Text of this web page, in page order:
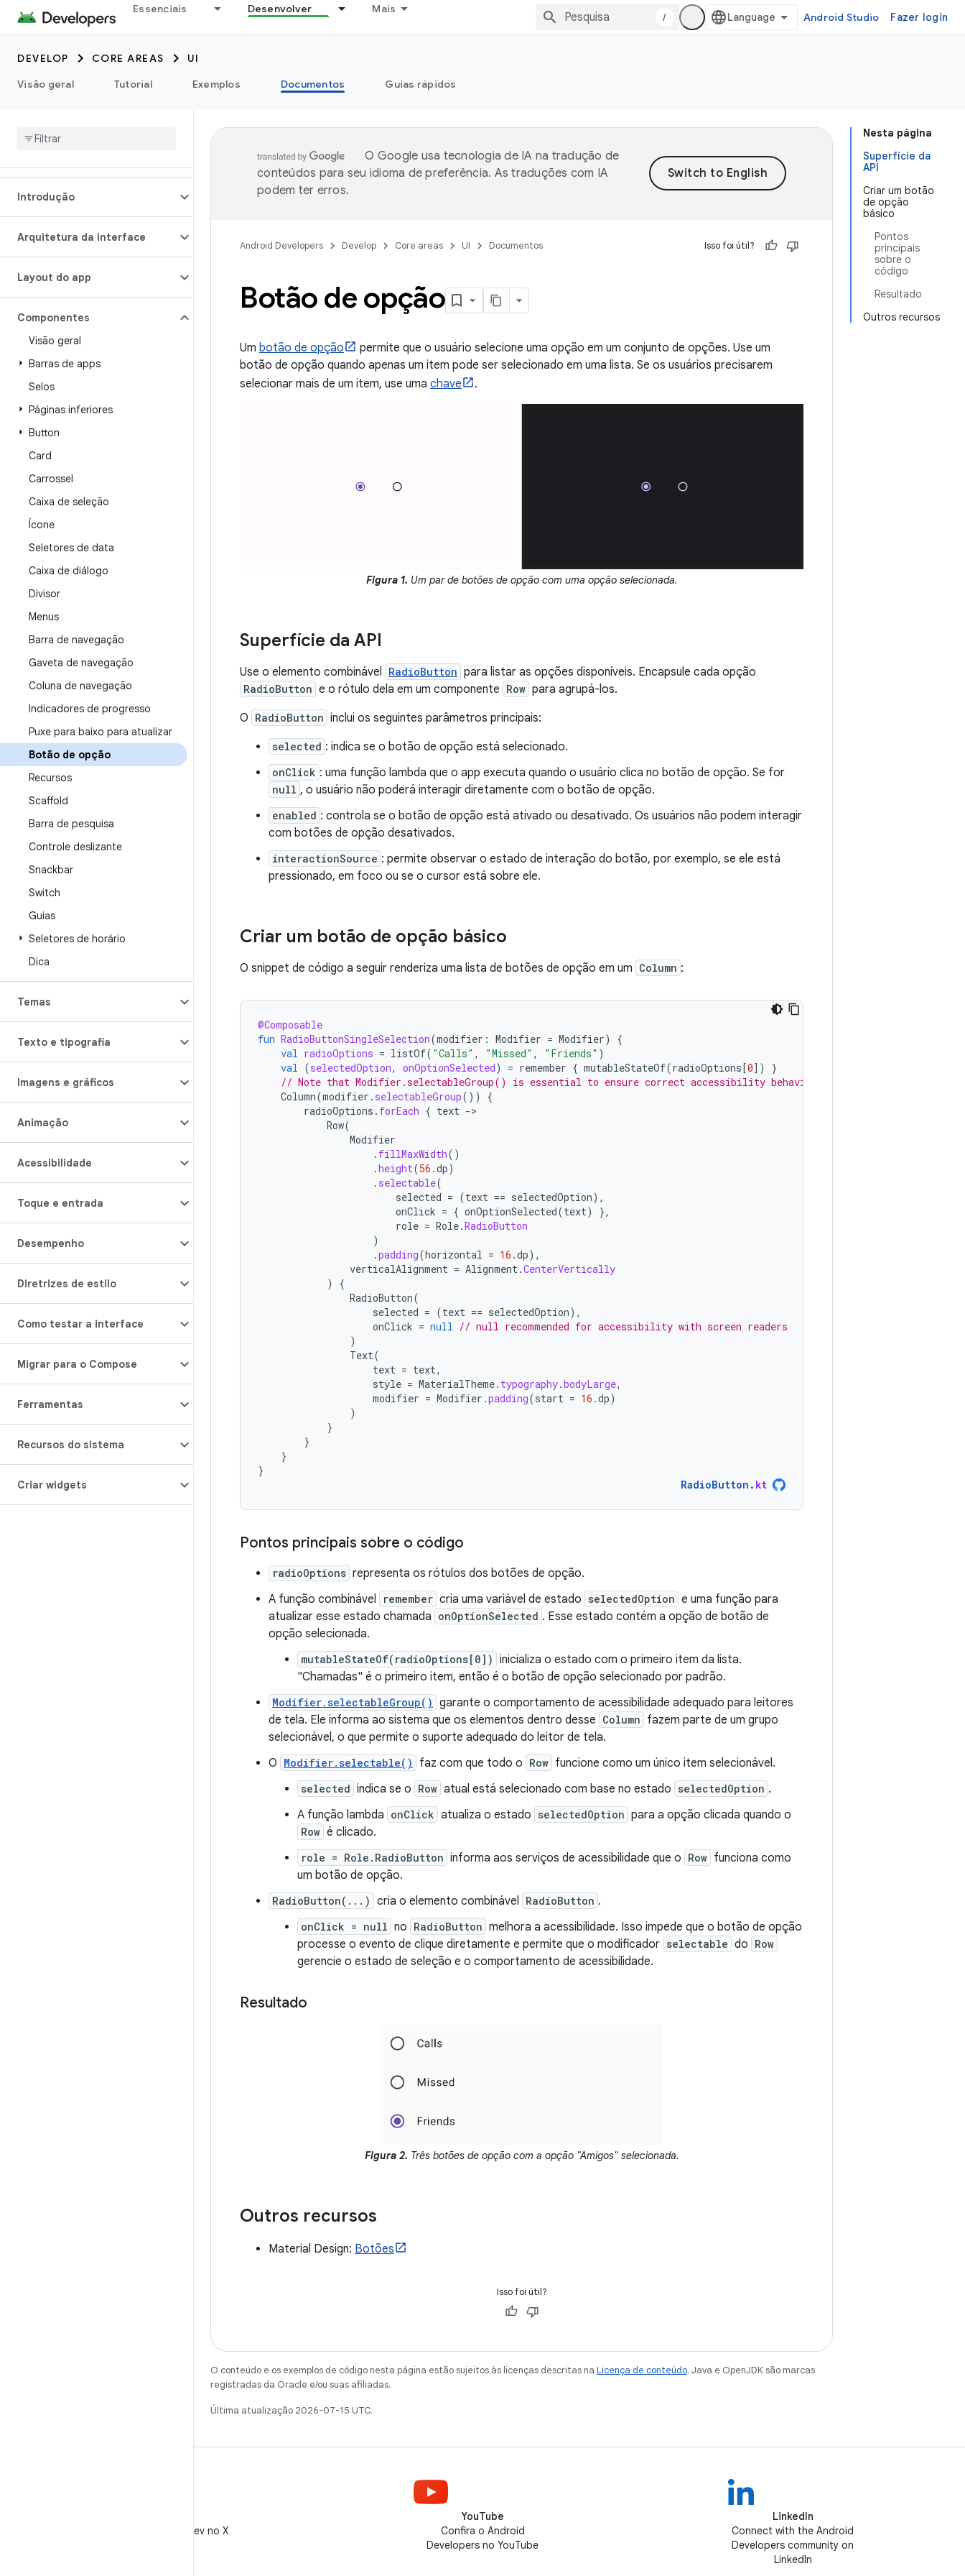
Essenciais Desenvolver Mais
/ Android Studio Fazer login
DEVELOP CORE AREAS
UI
Visão geral
Tutorial Exemplos Documentos Guias rápidos
Introdução
Arquitetura da interface
Layout do app
Componentes
Visão geral
Barras de apps
Selos
Páginas inferiores
Button
Card
Carrossel
Caixa de seleção
Ícone
Seletores de data
Caixa de diálogo
Divisor
Menus
Barra de navegação
Gaveta de navegação
Coluna de navegação
Indicadores de progresso
Puxe para baixo para atualizar
Botão de opção
Recursos
Scaffold
Barra de pesquisa
Controle deslizante
Snackbar
Switch
Guias
Seletores de horário
Dica
Temas
Texto e tipografia
Imagens e gráficos
Animação
Acessibilidade
Toque e entrada
Desempenho
Diretrizes de estilo
Como testar a interface
Migrar para o Compose
Ferramentas
Recursos do sistema
Criar widgets
Nesta página
Superfície da
API
Criar um botão
de opção
básico
Pontos
principais
sobre o
código
Resultado
Outros recursos
O Google usa tecnologia de IA na tradução de
conteúdos para seu idioma de preferência. As traduções com IA
podem ter erros.
Android Developers Develop Core areas UI Documentos Isso foi útil?
Botão de opção
Um botão de opção
permite que o usuário selecione uma opção em um conjunto de opções. Use um
botão de opção quando apenas um item pode ser selecionado em uma lista. Se os usuários precisarem
selecionar mais de um item, use uma chave .
Figura 1. Um par de botões de opção com uma opção selecionada.
Superfície da API
Use o elemento combinável RadioButton para listar as opções disponíveis. Encapsule cada opção
RadioButton e o rótulo dela em um componente Row para agrupá-los.
O RadioButton inclui os seguintes parâmetros principais:
selected : indica se o botão de opção está selecionado.
onClick : uma função lambda que o app executa quando o usuário clica no botão de opção. Se for
null , o usuário não poderá interagir diretamente com o botão de opção.
enabled : controla se o botão de opção está ativado ou desativado. Os usuários não podem interagir
com botões de opção desativados.
interactionSource : permite observar o estado de interação do botão, por exemplo, se ele está
pressionado, em foco ou se o cursor está sobre ele.
Criar um botão de opção básico
O snippet de código a seguir renderiza uma lista de botões de opção em um Column :
@Composable
fun RadioButtonSingleSelection(modifier : Modifier = Modifier)
{
val radioOptions = listOf( "Calls" , "Missed" , "Friends" )
val (selectedOption, onOptionSelected) = remember { mutableStateOf(radioOptions[0] )
}
// Note that Modifier.selectableGroup() is essential to ensure correct accessibility behavior
Column(modifier . selectableGroup())
{
radioOptions . forEach { text -
Row(
Modifier
. fillMaxWidth()
.height(56.dp)
. selectable(
selected = (text == selectedOption),
onClick = { onOptionSelected(text)
},
role = Role.RadioButton
)
.padding(horizontal = 16.dp),
verticalAlignment = Alignment.CenterVertically
)
{
RadioButton(
selected = (text == selectedOption),
onClick = null // null recommended for accessibility with screen readers
)
Text(
text = text,
style = MaterialTheme. typography.bodyLarge,
modifier = Modifier .padding(start = 16.dp)
)
}
}
}
}
RadioButton . kt
Pontos principais sobre o código
radioOptions representa os rótulos dos botões de opção.
A função combinável
remember cria uma variável de estado selectedOption e uma função para
atualizar esse estado chamada onOptionSelected . Esse estado contém a opção de botão de
opção selecionada.
mutableStateOf(radioOptions[0]) inicializa o estado com o primeiro item da lista.
"Chamadas" é o primeiro item, então é o botão de opção selecionado por padrão.
Modifier.selectableGroup() garante o comportamento de acessibilidade adequado para leitores
de tela. Ele informa ao sistema que os elementos dentro desse Column fazem parte de um grupo
selecionável, o que permite o suporte adequado do leitor de tela.
O Modifier.selectable() faz com que todo o Row funcione como um único item selecionável.
selected indica se o Row atual está selecionado com base no estado selectedOption .
A função lambda onClick atualiza o estado selectedOption para a opção clicada quando o
Row é clicado.
role = Role.RadioButton informa aos serviços de acessibilidade que o Row funciona como
um botão de opção.
RadioButton(...) cria o elemento combinável RadioButton .
onClick = null no RadioButton melhora a acessibilidade. Isso impede que o botão de opção
processe o evento de clique diretamente e permite que o modificador selectable do Row
gerencie o estado de seleção e o comportamento de acessibilidade.
Resultado
Figura 2. Três botões de opção com a opção "Amigos" selecionada.
Outros recursos
Material Design: Botões
Isso foi útil?
O conteúdo e os exemplos de código nesta página estão sujeitos às licenças descritas na Licença de conteúdo. Java e OpenJDK são marcas
registradas da Oracle e/ou suas afiliadas.
Última atualização 2026-07-15 UTC.
Siga @AndroidDev no X
YouTube
Confira o Android
Developers no YouTube
LinkedIn
Connect with the Android
Developers community on
LinkedIn